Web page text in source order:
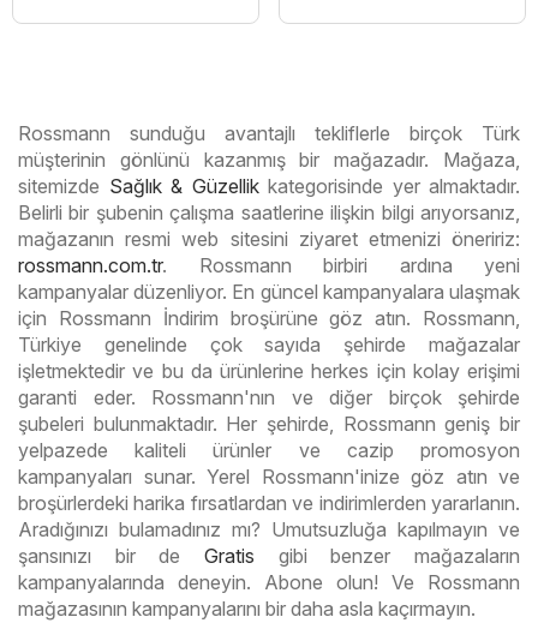
Rossmann sunduğu avantajlı tekliflerle birçok Türk
müşterinin gönlünü kazanmış bir mağazadır. Mağaza,
sitemizde Sağlık & Güzellikkategorisinde yer almaktadır.
Belirli bir şubenin çalışma saatlerine ilişkin bilgi arıyorsanız,
mağazanın resmi web sitesini ziyaret etmenizi öneririz:
rossmann.com.tr. Rossmann birbiri ardına yeni
kampanyalar düzenliyor. En güncel kampanyalara ulaşmak
için Rossmann İndirim broşürüne göz atın. Rossmann,
Türkiye genelinde çok sayıda şehirde mağazalar
işletmektedir ve bu da ürünlerine herkes için kolay erişimi
garanti eder. Rossmann'nın ve diğer birçok şehirde
şubeleri bulunmaktadır. Her şehirde, Rossmann geniş bir
yelpazede kaliteli ürünler ve cazip promosyon
kampanyaları sunar. Yerel Rossmann'inize göz atın ve
broşürlerdeki harika fırsatlardan ve indirimlerden yararlanın.
Aradığınızı bulamadınız mı? Umutsuzluğa kapılmayın ve
şansınızı bir de Gratis gibi benzer mağazaların
kampanyalarında deneyin. Abone olun! Ve Rossmann
mağazasının kampanyalarını bir daha asla kaçırmayın.